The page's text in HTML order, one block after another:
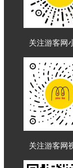
关注游客网
关注游客网